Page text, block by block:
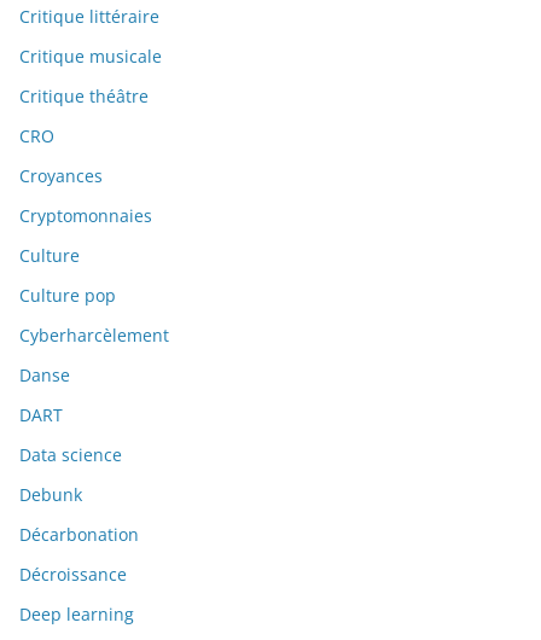
Critique littéraire
Critique musicale
Critique théâtre
CRO
Croyances
Cryptomonnaies
Culture
Culture pop
Cyberharcèlement
Danse
DART
Data science
Debunk
Décarbonation
Décroissance
Deep learning